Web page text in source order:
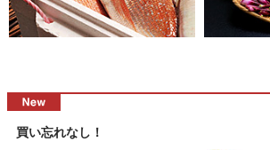
買い忘れなし！